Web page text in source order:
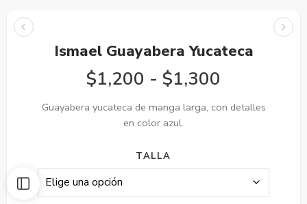
Ismael Guayabera Yucateca
$1,200 - $1,300
Guayabera yucateca de manga larga, con detalles
en color azul.
TALLA